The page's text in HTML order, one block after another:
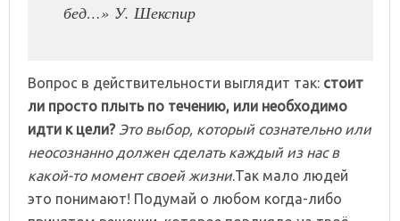
бед…» У. Шекспир
Вопрос в действительности выглядит так: стоит
ли просто плыть по течению, или необходимо
идти к цели? Это выбор, который сознательно или
неосознанно должен сделать каждый из нас в
какой-то момент своей жизни.Так мало людей
это понимают! Подумай о любом когда-либо